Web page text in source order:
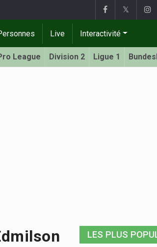
𝕏
Live Interactivité
League Division 2 Ligue 1
LES PLUS